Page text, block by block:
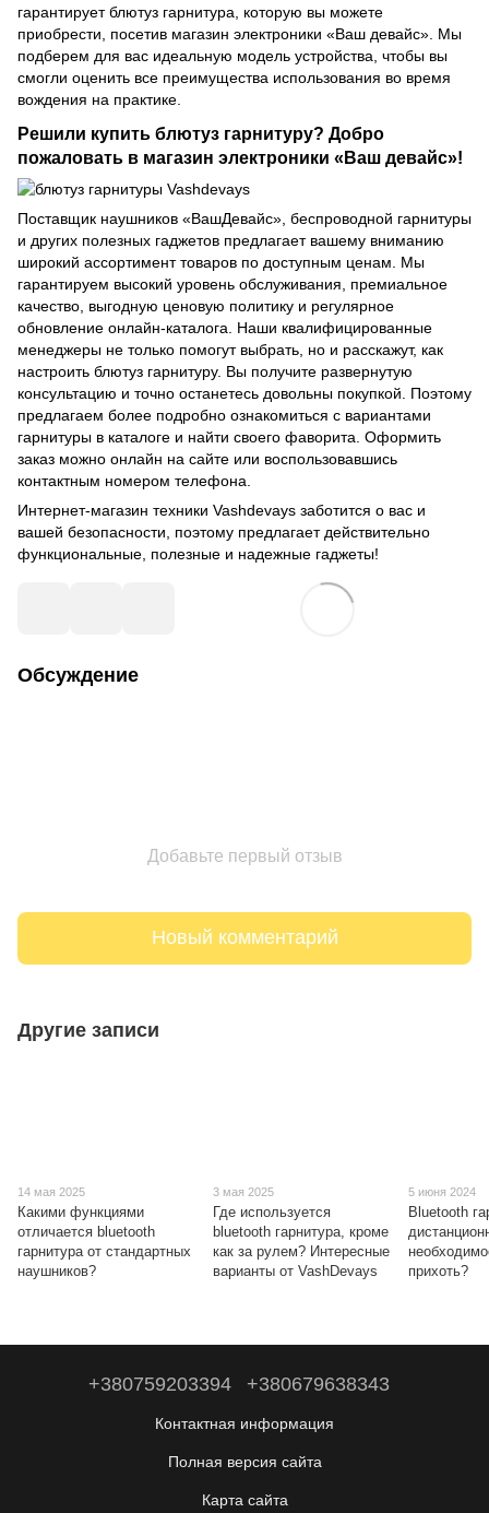
гарантирует блютуз гарнитура, которую вы можете
приобрести, посетив магазин электроники «Ваш девайс». Мы
подберем для вас идеальную модель устройства, чтобы вы
смогли оценить все преимущества использования во время
вождения на практике.
Решили купить блютуз гарнитуру? Добро
пожаловать в магазин электроники «Ваш девайс»!
Поставщик наушников «ВашДевайс», беспроводной гарнитуры
и других полезных гаджетов предлагает вашему вниманию
широкий ассортимент товаров по доступным ценам. Мы
гарантируем высокий уровень обслуживания, премиальное
качество, выгодную ценовую политику и регулярное
обновление онлайн-каталога. Наши квалифицированные
менеджеры не только помогут выбрать, но и расскажут, как
настроить блютуз гарнитуру. Вы получите развернутую
консультацию и точно останетесь довольны покупкой. Поэтому
предлагаем более подробно ознакомиться с вариантами
гарнитуры в каталоге и найти своего фаворита. Оформить
заказ можно онлайн на сайте или воспользовавшись
контактным номером телефона.
Интернет-магазин техники Vashdevays заботится о вас и
вашей безопасности, поэтому предлагает действительно
функциональные, полезные и надежные гаджеты!
Обсуждение
Добавьте первый отзыв
Новый комментарий
Другие записи
14 мая 2025
Какими функциями
отличается bluetooth
гарнитура от стандартных
наушников?
3 мая 2025
Где используется
bluetooth гарнитура, кроме
как за рулем? Интересные
варианты от VashDevays
5 июня 2024
Bluetooth
прихоть?
+380759203394 +380679638343
Контактная информация
Полная версия сайта
Карта сайта